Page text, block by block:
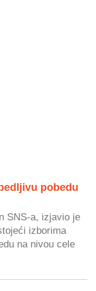
pobedu
SNS-a, izjavio je
izborima
na nivou cele